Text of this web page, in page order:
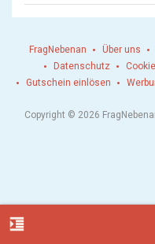
format_indent_increase
FragNebenan Über uns
Datenschutz
Gutschein einlösen
Copyright © 2026